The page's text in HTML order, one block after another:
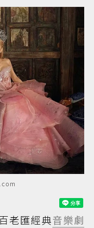
老匯經典音樂劇